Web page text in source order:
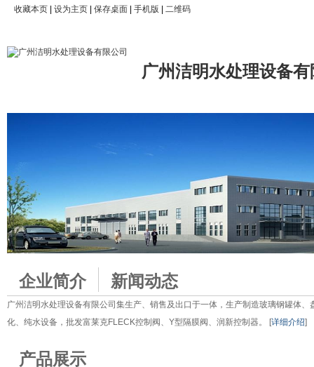
收藏本页 设为主页 保存桌面 手机版 二维码
广州洁明水处理设备
企业简介 新闻动态
广州洁明水处理设备有限公司集生产、销售及出口于一体，生产制造玻璃钢罐体
化、纯水设备，批发富莱克FLECK控制阀、Y型隔膜阀、润新控制器。 [详细介绍]
产品展示